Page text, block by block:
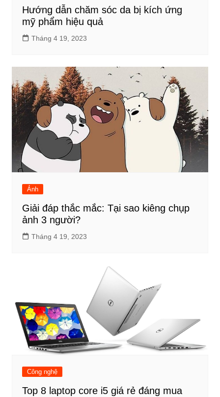
Hướng dẫn chăm sóc da bị kích ứng
mỹ phẩm hiệu quả
Tháng 4 19, 2023
Ảnh
Giải đáp thắc mắc: Tại sao kiêng chụp
ảnh 3 người?
Tháng 4 19, 2023
Công nghệ
Top 8 laptop core i5 giá rẻ đáng mua